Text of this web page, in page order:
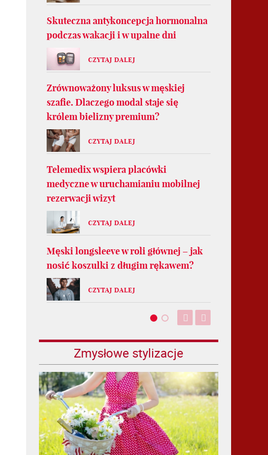
Skuteczna antykoncepcja hormonalna
podczas wakacji i w upalne dni
CZYTAJ DALEJ
Zrównoważony luksus w męskiej
szafie. Dlaczego modal staje się
królem bielizny premium?
CZYTAJ DALEJ
Telemedix wspiera placówki
medyczne w uruchamianiu mobilnej
rezerwacji wizyt
CZYTAJ DALEJ
Męski longsleeve w roli głównej – jak
nosić koszulki z długim rękawem?
CZYTAJ DALEJ
Zmysłowe stylizacje